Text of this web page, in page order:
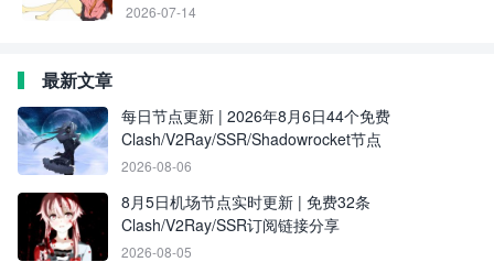
2026-07-14
最新文章
每日节点更新 | 2026年8月6日44个免费
Clash/V2Ray/SSR/Shadowrocket节点
2026-08-06
8月5日机场节点实时更新 | 免费32条
Clash/V2Ray/SSR订阅链接分享
2026-08-05